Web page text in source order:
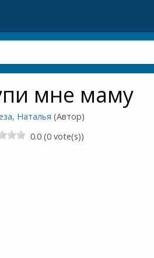
мне маму
Наталья (Автор)
0.0 (0 vote(s))